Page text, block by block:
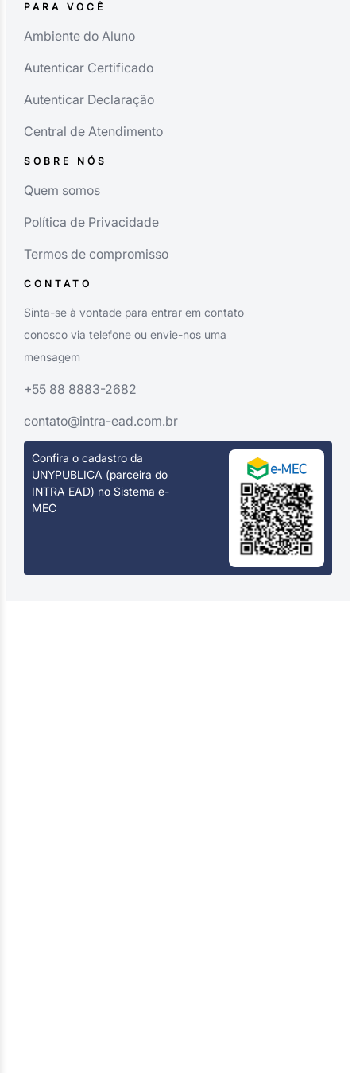
PARA VOCÊ
Ambiente do Aluno
Autenticar Certificado
Autenticar Declaração
Central de Atendimento
SOBRE NÓS
Quem somos
Política de Privacidade
Termos de compromisso
CONTATO
Sinta-se à vontade para entrar em contato
conosco via telefone ou envie-nos uma
mensagem
+55 88 8883-2682
contato@intra-ead.com.br
Confira o cadastro da
UNYPUBLICA (parceira do
INTRA EAD) no Sistema e-
MEC